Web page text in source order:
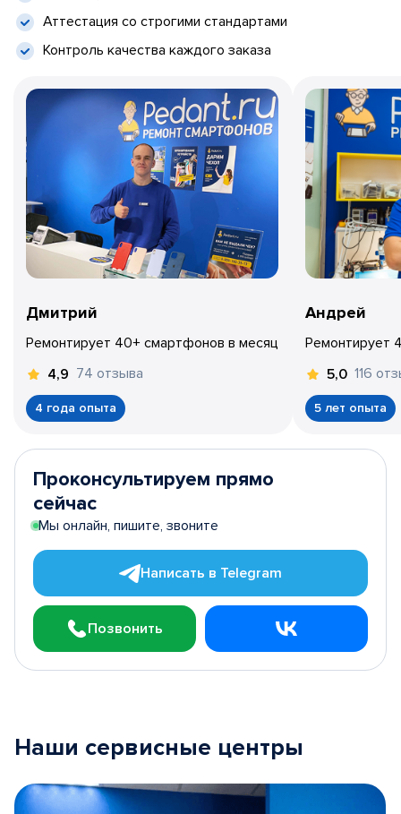
Аттестация со строгими стандартами
Контроль качества каждого заказа
Дмитрий
Ремонтирует 40+ смартфонов в месяц
4,9 74 отзыва
4 года опыта
Андрей
Ремонтирует
5,0 116
5 лет опыта
Проконсультируем прямо
сейчас
Мы онлайн, пишите, звоните
Написать в Telegram
Позвонить
Наши сервисные центры